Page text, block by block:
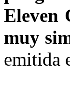
Eleven
muy
emitida